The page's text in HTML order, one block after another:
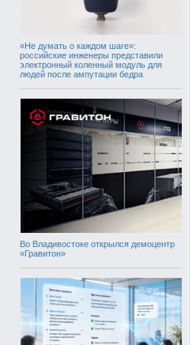
«Не думать о каждом шаге»:
российские инженеры представили
электронный коленный модуль для
людей после ампутации бедра
Во Владивостоке открылся демоцентр
«Гравитон»